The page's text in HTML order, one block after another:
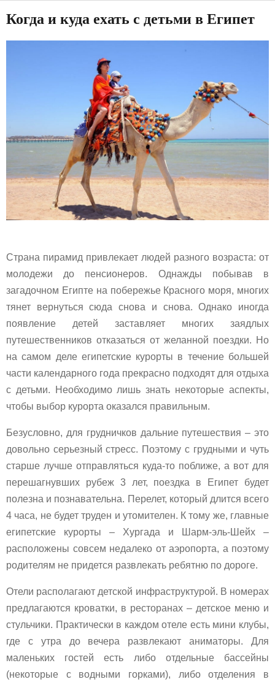
Когда и куда ехать с детьми в Египет
Страна пирамид привлекает людей разного возраста: от
молодежи до пенсионеров. Однажды побывав в
загадочном Египте на побережье Красного моря, многих
тянет вернуться сюда снова и снова. Однако иногда
появление детей заставляет многих заядлых
путешественников отказаться от желанной поездки. Но
на самом деле египетские курорты в течение большей
части календарного года прекрасно подходят для отдыха
с детьми. Необходимо лишь знать некоторые аспекты,
чтобы выбор курорта оказался правильным.
Безусловно, для грудничков дальние путешествия – это
довольно серьезный стресс. Поэтому с грудными и чуть
старше лучше отправляться куда-то поближе, а вот для
перешагнувших рубеж 3 лет, поездка в Египет будет
полезна и познавательна. Перелет, который длится всего
4 часа, не будет труден и утомителен. К тому же, главные
египетские курорты – Хургада и Шарм-эль-Шейх –
расположены совсем недалеко от аэропорта, а поэтому
родителям не придется развлекать ребятню по дороге.
Отели располагают детской инфраструктурой. В номерах
предлагаются кроватки, в ресторанах – детское меню и
стульчики. Практически в каждом отеле есть мини клубы,
где с утра до вечера развлекают аниматоры. Для
маленьких гостей есть либо отдельные бассейны
(некоторые с водными горками), либо отделения в